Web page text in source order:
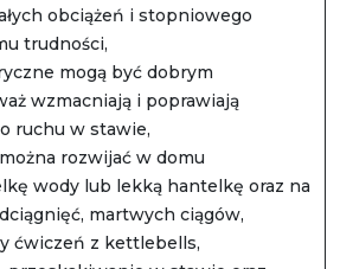
obciążeń i stopniowego
trudności,
mogą być dobrym
wzmacniają i poprawiają
ruchu w stawie,
rozwijać w domu
wody lub lekką hantelkę oraz na
martwych ciągów,
ćwiczeń z kettlebells,